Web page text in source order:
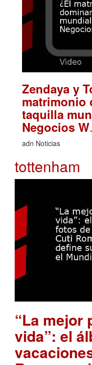
Zendaya y
matrimonio
taquilla
Negocios W
adn Noticias
tottenham
“La mejor
vida”: el